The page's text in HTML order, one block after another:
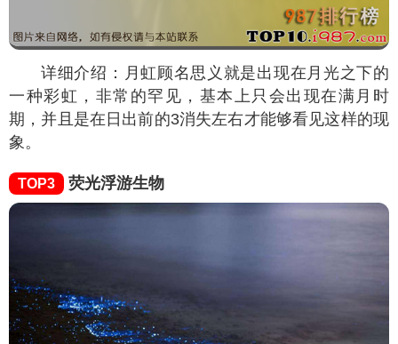
详细介绍：月虹顾名思义就是出现在月光之下的
一种彩虹，非常的罕见，基本上只会出现在满月时
期，并且是在日出前的3消失左右才能够看见这样的现
象。
TOP3 荧光浮游生物